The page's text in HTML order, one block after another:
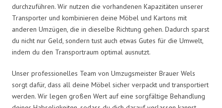
durchzuführen. Wir nutzen die vorhandenen Kapazitäten unserer
Transporter und kombinieren deine Möbel und Kartons mit
anderen Umzügen, die in dieselbe Richtung gehen. Dadurch sparst
du nicht nur Geld, sondern tust auch etwas Gutes für die Umwelt,
indem du den Transportraum optimal ausnutzt.
Unser professionelles Team von Umzugsmeister Brauer Wels
sorgt dafür, dass all deine Möbel sicher verpackt und transportiert
werden. Wir legen großen Wert auf eine sorgfältige Behandlung